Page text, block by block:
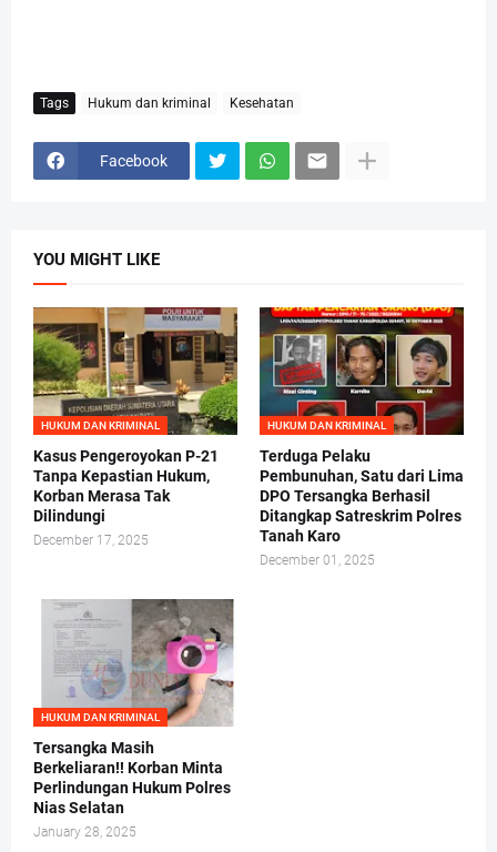
Tags Hukum dan kriminal Kesehatan
Facebook
YOU MIGHT LIKE
HUKUM DAN KRIMINAL
Kasus Pengeroyokan P-21
Tanpa Kepastian Hukum,
Korban Merasa Tak
Dilindungi
December 17, 2025
HUKUM DAN KRIMINAL
Terduga Pelaku
Pembunuhan, Satu dari Lima
DPO Tersangka Berhasil
Ditangkap Satreskrim Polres
Tanah Karo
December 01, 2025
HUKUM DAN KRIMINAL
Tersangka Masih
Berkeliaran!! Korban Minta
Perlindungan Hukum Polres
Nias Selatan
January 28, 2025